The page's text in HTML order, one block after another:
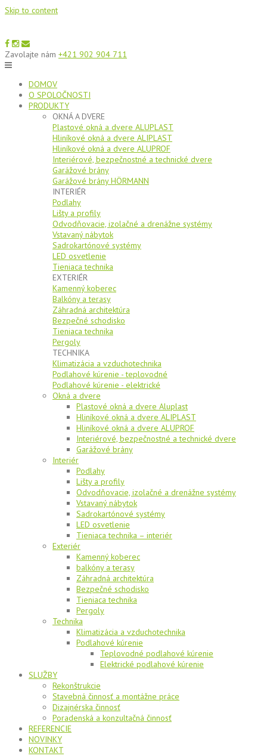
Skip to content
Zavolajte nám +421 902 904 711
DOMOV
O SPOLOČNOSTI
PRODUKTY
OKNÁ A DVERE
Plastové okná a dvere ALUPLAST
Hliníkové okná a dvere ALIPLAST
Hliníkové okná a dvere ALUPROF
Interiérové, bezpečnostné a technické dvere
Garážové brány
Garážové brány HÖRMANN
INTERIÉR
Podlahy
Lišty a profily
Odvodňovacie, izolačné a drenážne systémy
Vstavaný nábytok
Sadrokartónové systémy
LED osvetlenie
Tieniaca technika
EXTERIÉR
Kamenný koberec
Balkóny a terasy
Záhradná architektúra
Bezpečné schodisko
Tieniaca technika
Pergoly
TECHNIKA
Klimatizácia a vzduchotechnika
Podlahové kúrenie - teplovodné
Podlahové kúrenie - elektrické
Okná a dvere
Plastové okná a dvere Aluplast
Hliníkové okná a dvere ALIPLAST
Hliníkové okná a dvere ALUPROF
Interiérové, bezpečnostné a technické dvere
Garážové brány
Interiér
Podlahy
Lišty a profily
Odvodňovacie, izolačné a drenážne systémy
Vstavaný nábytok
Sadrokartónové systémy
LED osvetlenie
Tieniaca technika – interiér
Exteriér
Kamenný koberec
balkóny a terasy
Záhradná architektúra
Bezpečné schodisko
Tieniaca technika
Pergoly
Technika
Klimatizácia a vzduchotechnika
Podlahové kúrenie
Teplovodné podlahové kúrenie
Elektrické podlahové kúrenie
SLUŽBY
Rekonštrukcie
Stavebná činnosť a montážne práce
Dizajnérska činnosť
Poradenská a konzultačná činnosť
REFERENCIE
NOVINKY
KONTAKT